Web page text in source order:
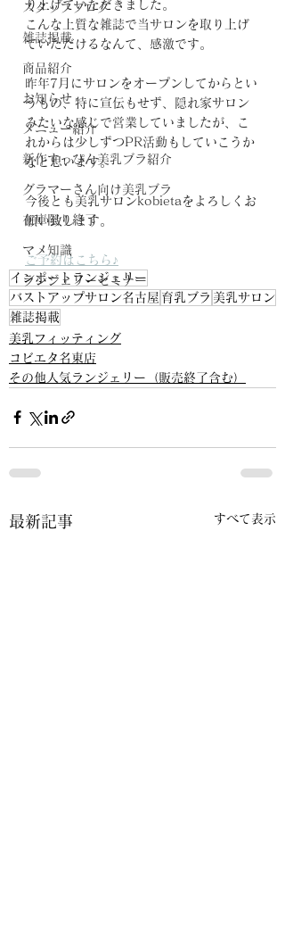
スタッフブログ
雑誌掲載
商品紹介
お知らせ
メニュー紹介
新作すっぴん美乳ブラ紹介
グラマーさん向け美乳ブラ
在庫限り終了
マメ知識
ランジェリーセミナー
り上げていただきました。
こんな上質な雑誌で当サロンを取り上げ
ていただけるなんて、感激です。
昨年7月にサロンをオープンしてからとい
うもの、特に宣伝もせず、隠れ家サロン
みたいな感じで営業していましたが、こ
れからは少しずつPR活動もしていこうか
なと思います。
今後とも美乳サロンkobietaをよろしくお
願い致します。
ご予約はこちら♪
インポートランジェリー
バストアップサロン名古屋 育乳ブラ 美乳サロン
雑誌掲載
美乳フィッティング
コビエタ名東店
その他人気ランジェリー（販売終了含む）
最新記事 すべて表示